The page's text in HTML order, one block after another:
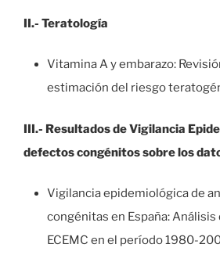
II.- Teratología
Vitamina A y embarazo:
estimación del riesgo
III.- Resultados de Vigilancia
defectos congénitos sobre los
Vigilancia epidemiológica de
congénitas en España: Análisis
ECEMC en el período 1980-